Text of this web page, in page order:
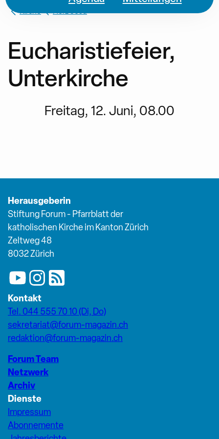
Kirche Herz Jesu
Eucharistiefeier,
Unterkirche
Freitag, 12. Juni, 08.00
Herausgeberin
Stiftung Forum - Pfarrblatt der
katholischen Kirche im Kanton Zürich
Zeltweg 48
8032 Zürich
Kontakt
Tel. 044 555 70 10 (Di, Do)
sekretariat@forum-magazin.ch
redaktion@forum-magazin.ch
Forum Team
Netzwerk
Archiv
Dienste
Impressum
Abonnemente